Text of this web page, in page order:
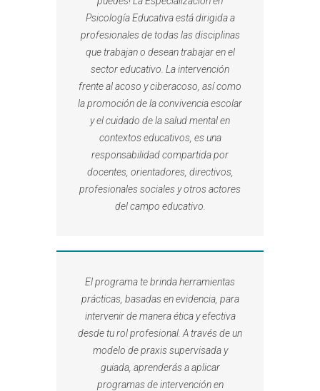
Psicología Educativa está dirigida a
profesionales de todas las disciplinas
que trabajan o desean trabajar en el
sector educativo. La intervención
frente al acoso y ciberacoso, así como
la promoción de la convivencia escolar
y el cuidado de la salud mental en
contextos educativos, es una
responsabilidad compartida por
docentes, orientadores, directivos,
profesionales sociales y otros actores
del campo educativo.
El programa te brinda herramientas
prácticas, basadas en evidencia, para
intervenir de manera ética y efectiva
desde tu rol profesional. A través de un
modelo de praxis supervisada y
guiada, aprenderás a aplicar
programas de intervención en